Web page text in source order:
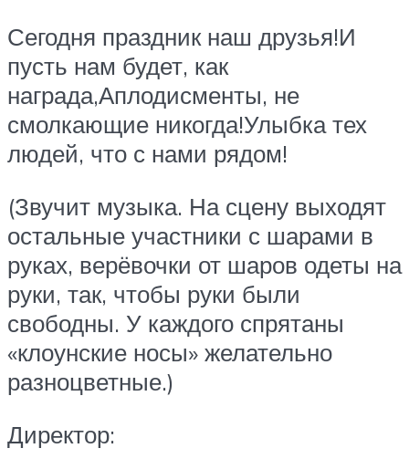
Сегодня праздник наш друзья!И
пусть нам будет, как
награда,Аплодисменты, не
смолкающие никогда!Улыбка тех
людей, что с нами рядом!
(Звучит музыка. На сцену выходят
остальные участники с шарами в
руках, верёвочки от шаров одеты на
руки, так, чтобы руки были
свободны. У каждого спрятаны
«клоунские носы» желательно
разноцветные.)
Директор: